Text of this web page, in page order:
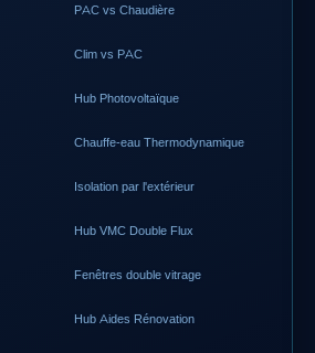
PAC vs Chaudière
Clim vs PAC
Hub Photovoltaïque
Chauffe-eau Thermodynamique
Isolation par l'extérieur
Hub VMC Double Flux
Fenêtres double vitrage
Hub Aides Rénovation